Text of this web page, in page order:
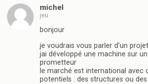
michel
jeu
bonjour
je voudrais vous parler d’un projet
jai développé une machine sur
prometteur
le marché est international avec
potentiels : des structures ou